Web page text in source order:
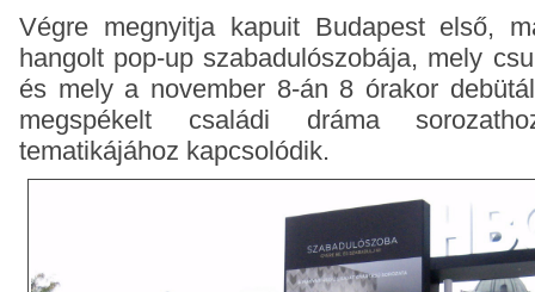
Végre megnyitja kapuit Budapest első,
hangolt pop-up szabadulószobája, mely
és mely a november 8-án 8 órakor
megspékelt családi dráma
tematikájához kapcsolódik.